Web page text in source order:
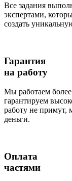
Все задания
экспертами,
создать
Гарантия
на работу
Мы работаем
гарантируем
работу не примут,
деньги.
Оплата
частями